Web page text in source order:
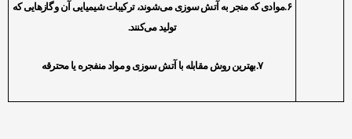
۶.موادی که منجر به آتش سوزی می‌شوند، ترکیبات شیمیایی آن و گاز‌هایی که
تولید می‌کنند.
۷.بهترین روش مقابله با آتش سوزی‌ و مواد منفجره یا محترقه